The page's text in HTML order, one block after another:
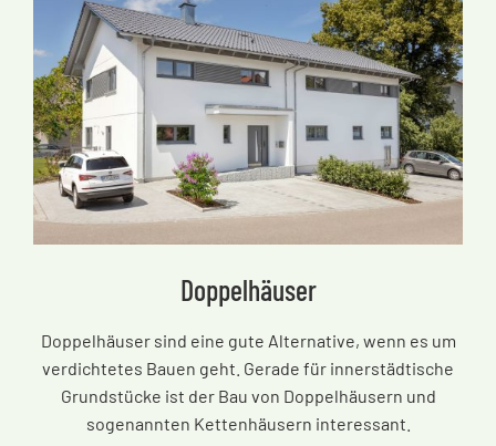
Doppelhäuser
Doppelhäuser sind eine gute Alternative, wenn es um
verdichtetes Bauen geht. Gerade für innerstädtische
Grundstücke ist der Bau von Doppelhäusern und
sogenannten Kettenhäusern interessant.